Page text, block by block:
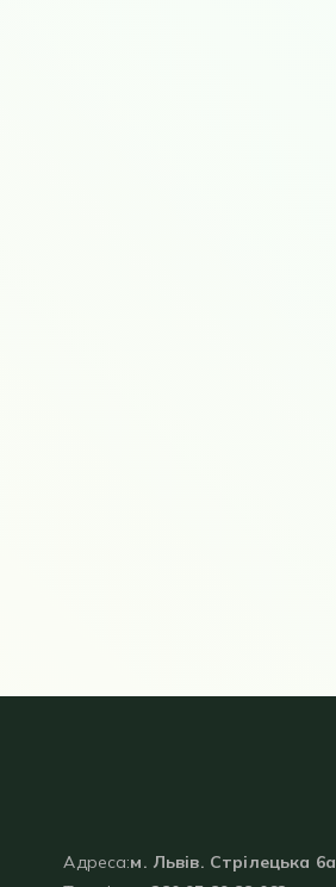
Адреса:м. Львів. Стрілецька 6а